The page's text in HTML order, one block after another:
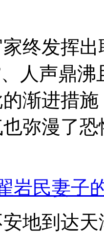
终发挥
人声鼎
渐进措
弥漫了
岩民妻子
地到达